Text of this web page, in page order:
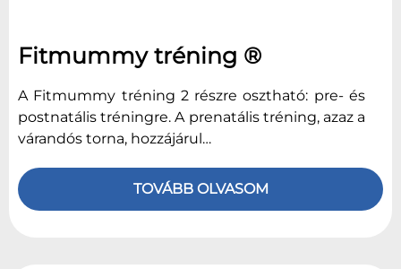
Fitmummy tréning ®️
A Fitmummy tréning 2 részre osztható: pre- és
postnatális tréningre. A prenatális tréning, azaz a
várandós torna, hozzájárul…
TOVÁBB OLVASOM